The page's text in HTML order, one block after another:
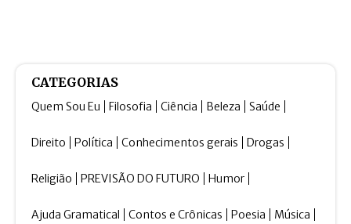
CATEGORIAS
Quem Sou Eu Filosofia Ciência Beleza Saúde
Direito Política Conhecimentos gerais Drogas
Religião PREVISÃO DO FUTURO Humor
Ajuda Gramatical Contos e Crônicas Poesia Música